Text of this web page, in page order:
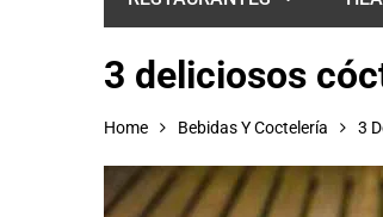
3 deliciosos
Home Bebidas Y Coctelería 3